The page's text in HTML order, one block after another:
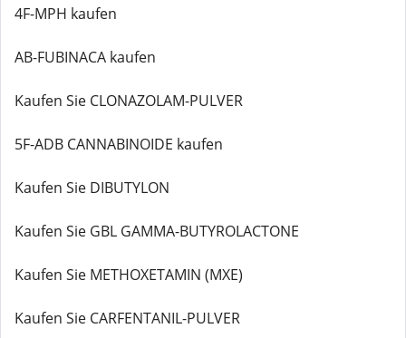
4F-MPH kaufen
AB-FUBINACA kaufen
Kaufen Sie CLONAZOLAM-PULVER
5F-ADB CANNABINOIDE kaufen
Kaufen Sie DIBUTYLON
Kaufen Sie GBL GAMMA-BUTYROLACTONE
Kaufen Sie METHOXETAMIN (MXE)
Kaufen Sie CARFENTANIL-PULVER